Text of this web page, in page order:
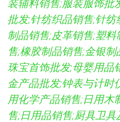
装辅料销售;服装服饰批
批发;针纺织品销售;针
制品销售;皮革销售;塑
售;橡胶制品销售;金银
珠宝首饰批发;母婴用品
金产品批发;钟表与计时
用化学产品销售;日用木
售;日用品销售;厨具卫